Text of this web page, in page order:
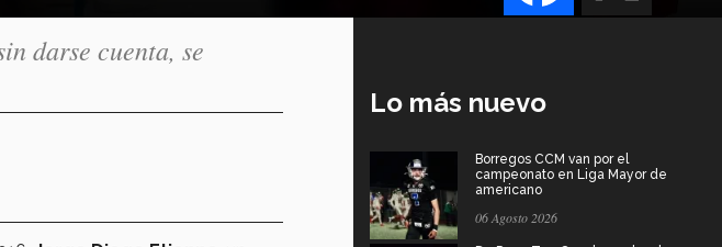
darse cuenta, se
Lo más nuevo
Borregos CCM van por el
campeonato en Liga Mayor de
americano
06 Agosto 2026